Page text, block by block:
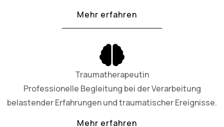
Mehr erfahren
Traumatherapeutin
Professionelle Begleitung bei der Verarbeitung
belastender Erfahrungen und traumatischer Ereignisse.
Mehr erfahren